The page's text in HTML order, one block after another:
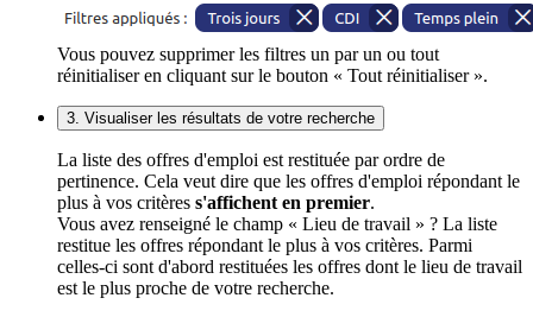
Vous pouvez supprimer les filtres un par un ou tout
réinitialiser en cliquant sur le bouton « Tout réinitialiser ».
3. Visualiser les résultats de votre recherche
La liste des offres d'emploi est restituée par ordre de
pertinence. Cela veut dire que les offres d'emploi répondant le
plus à vos critères s'affichent en premier.
Vous avez renseigné le champ « Lieu de travail » ? La liste
restitue les offres répondant le plus à vos critères. Parmi
celles-ci sont d'abord restituées les offres dont le lieu de travail
est le plus proche de votre recherche.